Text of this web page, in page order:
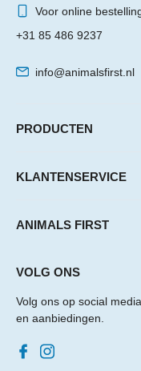
Voor online
+31 85 486 9237
info@animalsfirst.nl
PRODUCTEN
KLANTENSERVICE
ANIMALS FIRST
VOLG ONS
Volg ons op social
en aanbiedingen.